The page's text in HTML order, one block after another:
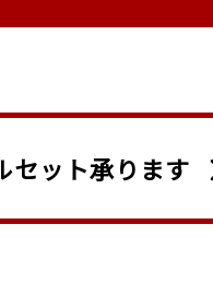
セット承ります